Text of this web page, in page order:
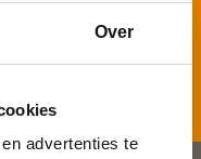
Over
advertenties te